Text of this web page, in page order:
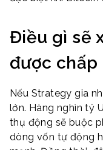
Điều gì sẽ
được chấp
Nếu Strategy gia
lớn. Hàng nghìn tỷ
thụ động sẽ buộc
dòng vốn tự động